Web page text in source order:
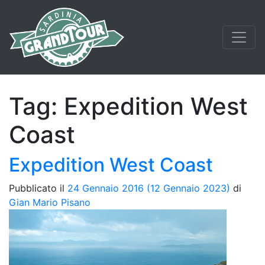
Tag: Expedition West
Coast
Expedition West Coast
Pubblicato il 24 Gennaio 2016 (12 Gennaio 2023) di
Gian Mario Pisano